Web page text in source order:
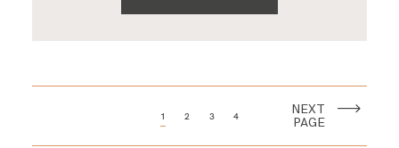
1 2 3 4
NEXT
PAGE